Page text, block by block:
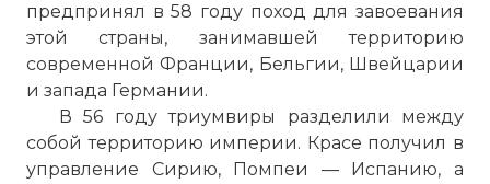
предпринял в 58 году поход для завоевания
этой страны, занимавшей территорию
современной Франции, Бельгии, Швейцарии
и запада Германии.
В 56 году триумвиры разделили между
собой территорию империи. Красе получил в
управление Сирию, Помпеи — Испанию, а